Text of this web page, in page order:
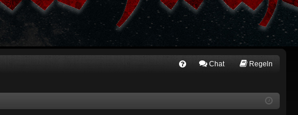
Chat Regeln